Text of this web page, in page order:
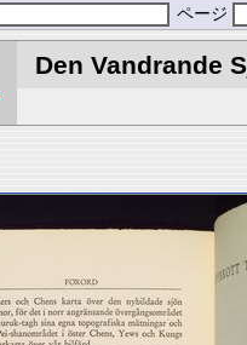
ページ
Den Vandrande